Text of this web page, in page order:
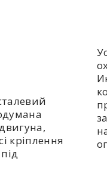
кріплення